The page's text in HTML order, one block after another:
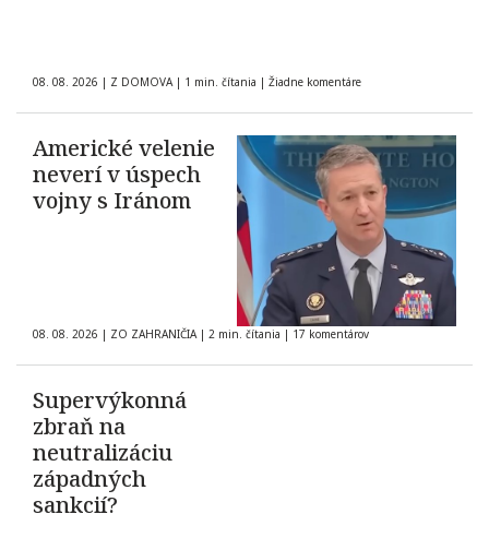
08. 08. 2026 | Z DOMOVA | 1 min. čítania | Žiadne komentáre
Americké velenie
neverí v úspech
vojny s Iránom
08. 08. 2026 | ZO ZAHRANIČIA | 2 min. čítania | 17 komentárov
Supervýkonná
zbraň na
neutralizáciu
západných
sankcií?